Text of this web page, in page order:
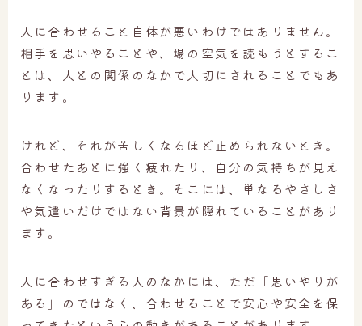
人に合わせること自体が悪いわけではありません。
相手を思いやることや、場の空気を読もうとするこ
とは、人との関係のなかで大切にされることでもあ
ります。
けれど、それが苦しくなるほど止められないとき。
合わせたあとに強く疲れたり、自分の気持ちが見え
なくなったりするとき。そこには、単なるやさしさ
や気遣いだけではない背景が隠れていることがあり
ます。
人に合わせすぎる人のなかには、ただ「思いやりが
ある」のではなく、合わせることで安心や安全を保